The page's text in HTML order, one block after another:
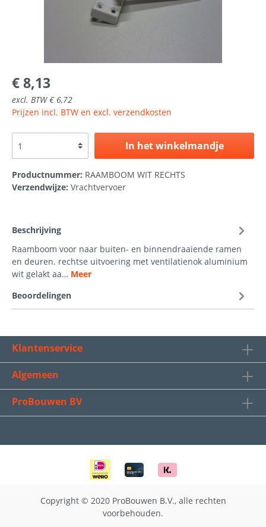
€ 8,13
excl. BTW € 6,72
Prijzen incl. BTW en excl. verzendkosten
In het winkelmandje
Productnummer: RAAMBOOM WIT RECHTS
Verzendwijze: Vrachtvervoer
Beschrijving
Raamboom voor naar buiten- en binnendraaiende ramen
en deuren. rechtse uitvoering met ventilatienok aluminium
wit gelakt aa… Meer
Beoordelingen
Klantenservice
Algemeen
ProBouwen BV
Copyright © 2020 ProBouwen B.V., alle rechten
voorbehouden.